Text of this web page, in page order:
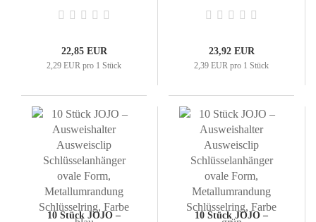
Schlüsselanhänger ovale
Metallumrandung
Druckknopfschlaufe,
22,85 EUR
2,29 EUR pro 1 Stück
Schlüsselanhänger ovale
Metallumrandung
Schlüsselring, Farbe rot
23,92 EUR
2,39 EUR pro 1 Stück
10 Stück JOJO –
10 Stück JOJO –